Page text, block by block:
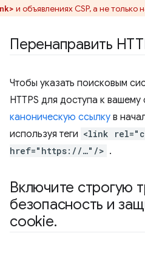
и объявлениях CSP, а не только
Перенаправить
Чтобы указать поисковым
HTTPS для доступа к вашему
каноническую ссылку в
используя теги <link
href="https://…"/> .
Включите строгую
безопасность и
cookie.